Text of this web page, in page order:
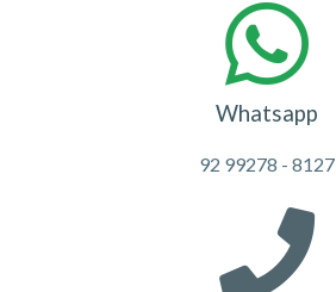
Whatsapp
92 99278 - 8127